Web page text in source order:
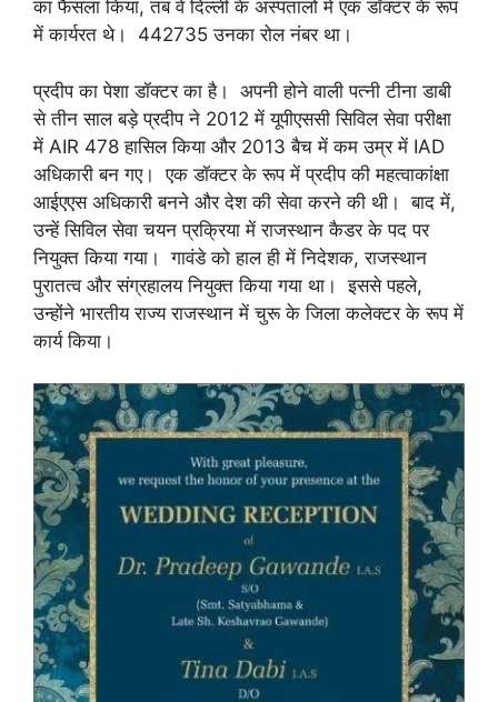
का फैसला किया, तब वे दिल्ली के अस्पतालों में एक डॉक्टर के रूप
में कार्यरत थे। 442735 उनका रोल नंबर था।
प्रदीप का पेशा डॉक्टर का है। अपनी होने वाली पत्नी टीना डाबी
से तीन साल बड़े प्रदीप ने 2012 में यूपीएससी सिविल सेवा परीक्षा
में AIR 478 हासिल किया और 2013 बैच में कम उम्र में IAD
अधिकारी बन गए। एक डॉक्टर के रूप में प्रदीप की महत्वाकांक्षा
आईएएस अधिकारी बनने और देश की सेवा करने की थी। बाद में,
उन्हें सिविल सेवा चयन प्रक्रिया में राजस्थान कैडर के पद पर
नियुक्त किया गया। गावंडे को हाल ही में निदेशक, राजस्थान
पुरातत्व और संग्रहालय नियुक्त किया गया था। इससे पहले,
उन्होंने भारतीय राज्य राजस्थान में चुरू के जिला कलेक्टर के रूप में
कार्य किया।